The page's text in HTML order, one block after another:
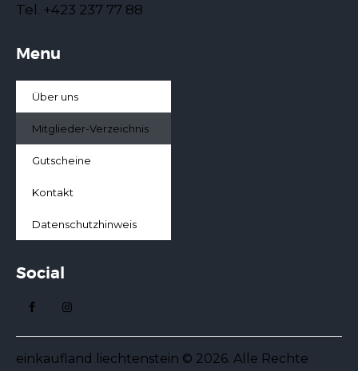
Tel. +423 237 77 88
Menu
Über uns
Mitglieder-Verzeichnis
Gutscheine
Kontakt
Datenschutzhinweis
Social
einkaufland liechtenstein © 2026. Alle Rechte